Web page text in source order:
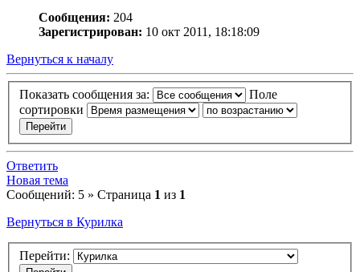
Сообщения: 204
Зарегистрирован: 10 окт 2011, 18:18:09
Вернуться к началу
Показать сообщения за:
Поле
сортировки
Ответить
Новая тема
Сообщений: 5 » Страница 1 из 1
Вернуться в Курилка
Перейти: